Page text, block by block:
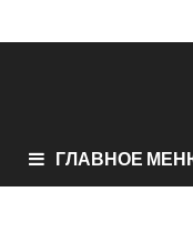
ГЛАВНОЕ